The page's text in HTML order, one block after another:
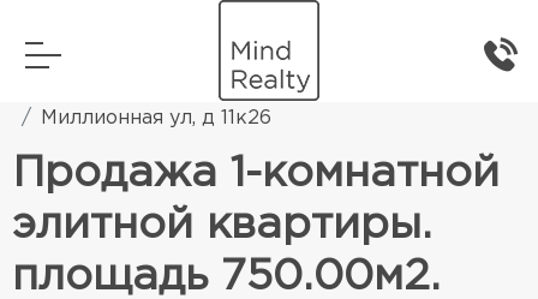
Элитная жилая недвижимость
Миллионная ул, д 11к26
Продажа 1-комнатной
элитной квартиры.
площадь 750.00м2.